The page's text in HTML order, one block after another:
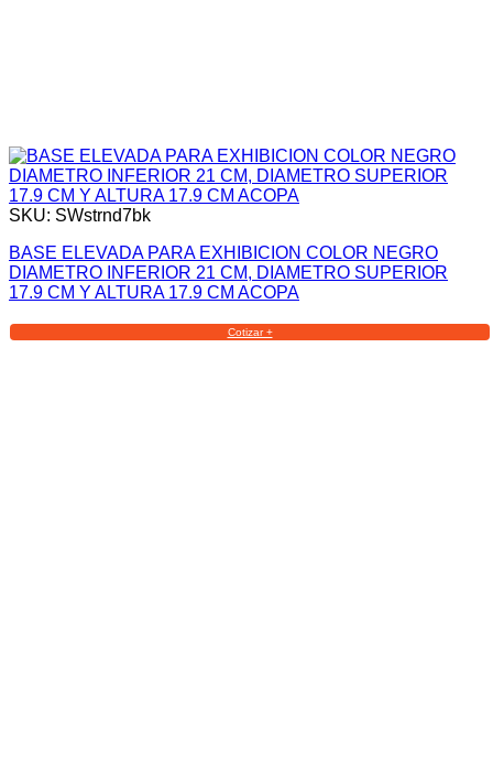
SKU: SWstrnd7bk
BASE ELEVADA PARA EXHIBICION COLOR NEGRO
DIAMETRO INFERIOR 21 CM, DIAMETRO SUPERIOR
17.9 CM Y ALTURA 17.9 CM ACOPA
Cotizar +